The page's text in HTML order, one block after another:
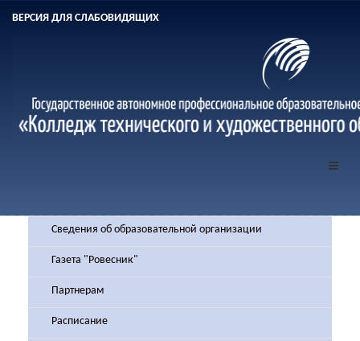
ВЕРСИЯ ДЛЯ СЛАБОВИДЯЩИХ
Сведения об образовательной организации
Газета "Ровесник"
Партнерам
Расписание